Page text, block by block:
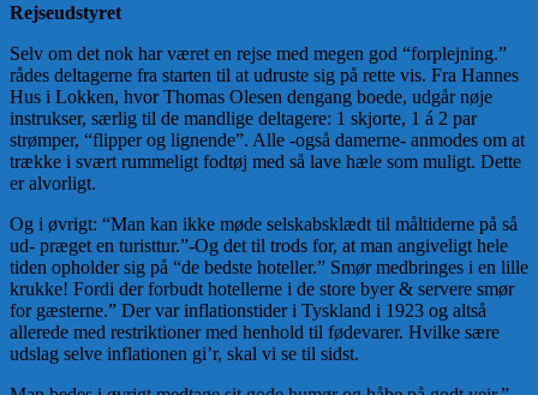
Rejseudstyret
Selv om det nok har været en rejse med megen god “forplejning.”
rådes deltagerne fra starten til at udruste sig på rette vis. Fra Hannes
Hus i Lokken, hvor Thomas Olesen dengang boede, udgår nøje
instrukser, særlig til de mandlige deltagere: 1 skjorte, 1 á 2 par
strømper, “flipper og lignende”. Alle -også damerne- anmodes om at
trække i svært rummeligt fodtøj med så lave hæle som muligt. Dette
er alvorligt.
Og i øvrigt: “Man kan ikke møde selskabsklædt til måltiderne på så
ud- præget en turisttur.”-Og det til trods for, at man angiveligt hele
tiden opholder sig på “de bedste hoteller.” Smør medbringes i en lille
krukke! Fordi der forbudt hotellerne i de store byer & servere smør
for gæsterne.” Der var inflationstider i Tyskland i 1923 og altså
allerede med restriktioner med henhold til fødevarer. Hvilke sære
udslag selve inflationen gi’r, skal vi se til sidst.